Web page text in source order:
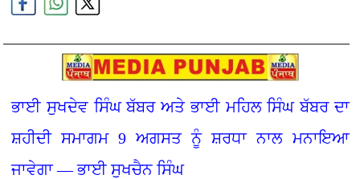
ਭਾਈ ਸੁਖਦੇਵ ਸਿੰਘ ਬੱਬਰ ਅਤੇ ਭਾਈ ਮਹਿਲ ਸਿੰਘ ਬੱਬਰ ਦਾ
ਸ਼ਹੀਦੀ ਸਮਾਗਮ 9 ਅਗਸਤ ਨੂੰ ਸ਼ਰਧਾ ਨਾਲ ਮਨਾਇਆ
ਜਾਵੇਗਾ — ਭਾਈ ਸੁਖਚੈਨ ਸਿੰਘ